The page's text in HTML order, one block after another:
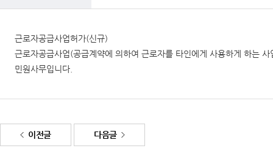
근로자공급사업허가(신규)
근로자공급사업(공급계약에 의하여 근로자를 타인에게 사용하게 하는
민원사무입니다.
이전글 다음글